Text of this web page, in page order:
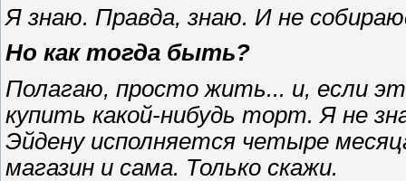
Я знаю. Правда, знаю. И не
Но как тогда быть?
Полагаю, просто жить... и, если
купить какой-нибудь торт. Я не
Эйдену исполняется четыре
магазин и сама. Только скажи.